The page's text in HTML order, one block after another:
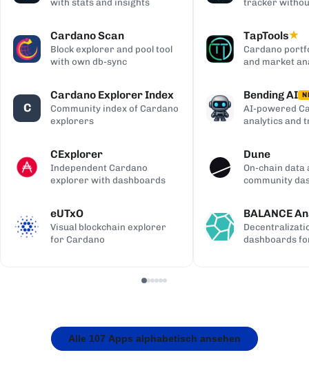
with stats and insights
Cardano Scan
Block explorer and pool tool
with own db-sync
C
Cardano Explorer Index
Community index of Cardano
explorers
CExplorer
Independent Cardano
explorer with dashboards
eUTxO
Visual blockchain explorer
for Cardano
tracker
TapTools★
Cardano
and market
Bending AI
AI-powered
analytics and
Dune
On-chain data
community
BALANCE
dashboards
Alle 107 Apps alphabetisch ansehen